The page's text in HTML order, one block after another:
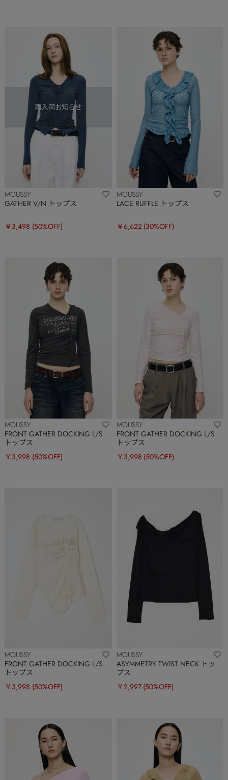
MOUSSY
GATHER V/N トップス
￥3,498 (50%OFF)
MOUSSY
LACE RUFFLE トップス
￥6,622 (30%OFF)
MOUSSY
FRONT GATHER DOCKING L/S
トップス
￥3,998 (50%OFF)
MOUSSY
FRONT GATHER DOCKING L/S
トップス
￥3,998 (50%OFF)
MOUSSY
FRONT GATHER DOCKING L/S
トップス
￥3,998 (50%OFF)
MOUSSY
ASYMMETRY TWIST NECK トッ
プス
￥2,997 (50%OFF)